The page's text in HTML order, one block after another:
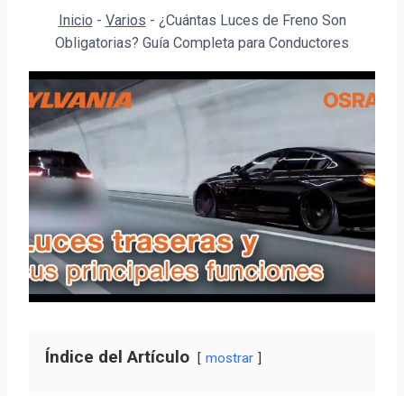
Inicio - Varios - ¿Cuántas Luces de Freno Son
Obligatorias? Guía Completa para Conductores
Índice del Artículo mostrar